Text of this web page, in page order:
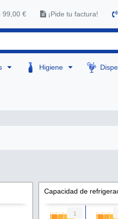
99,00 € ¡Pide tu factura!
Higiene
Capacidad de
1